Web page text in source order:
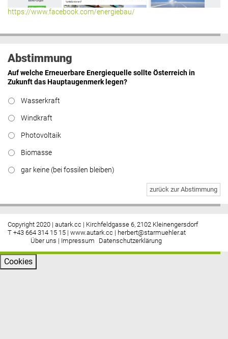
https://www.facebook.com/energiebau/
Abstimmung
Auf welche Erneuerbare Energiequelle sollte Österreich in
Zukunft das Hauptaugenmerk legen?
Wasserkraft
Windkraft
Photovoltaik
Biomasse
gar keine (bei fossilen bleiben)
zurück zur Abstimmung
Copyright 2020 | autark.cc | Kirchfeldgasse 6, 2102 Kleinengersdorf
T +43 664 314 15 15 | www.autark.cc | herbert@starmuehler.at
Über uns | Impressum Datenschutzerklärung
Cookies